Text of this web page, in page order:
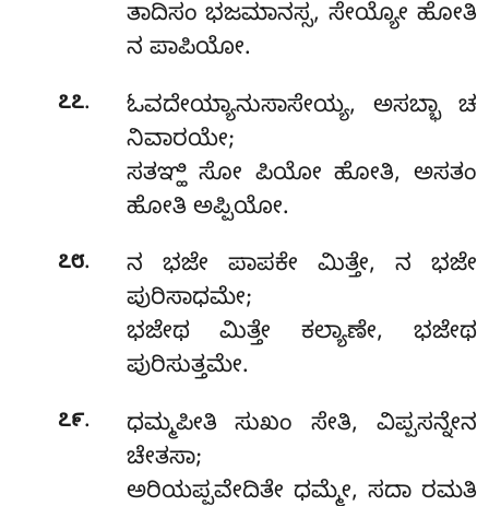
ತಾದಿಸಂ ಭಜಮಾನಸ್ಸ, ಸೇಯ್ಯೋ ಹೋತಿ
ನ ಪಾಪಿಯೋ.
೭೭.
ಓವದೇಯ್ಯಾನುಸಾಸೇಯ್ಯ, ಅಸಬ್ಭಾ ಚ
ನಿವಾರಯೇ;
ಸತಞ್ಹಿ ಸೋ ಪಿಯೋ ಹೋತಿ, ಅಸತಂ
ಹೋತಿ ಅಪ್ಪಿಯೋ.
೭೮.
ನ ಭಜೇ ಪಾಪಕೇ ಮಿತ್ತೇ, ನ ಭಜೇ
ಪುರಿಸಾಧಮೇ;
ಭಜೇಥ ಮಿತ್ತೇ ಕಲ್ಯಾಣೇ, ಭಜೇಥ
ಪುರಿಸುತ್ತಮೇ.
೭೯. ಧಮ್ಮಪೀತಿಸುಖಂ ಸೇತಿ, ವಿಪ್ಪಸನ್ನೇನ
ಚೇತಸಾ;
ಅರಿಯಪ್ಪವೇದಿತೇ ಧಮ್ಮೇ, ಸದಾ ರಮತಿ